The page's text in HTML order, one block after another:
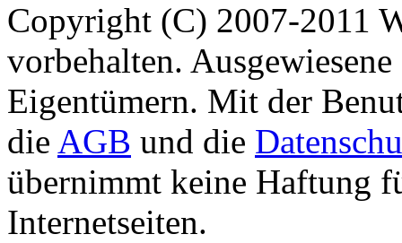
Copyright (C) 2007-2011
vorbehalten.
Eigentümern. Mit der
die AGB und die
übernimmt keine Haftung
Internetseiten.